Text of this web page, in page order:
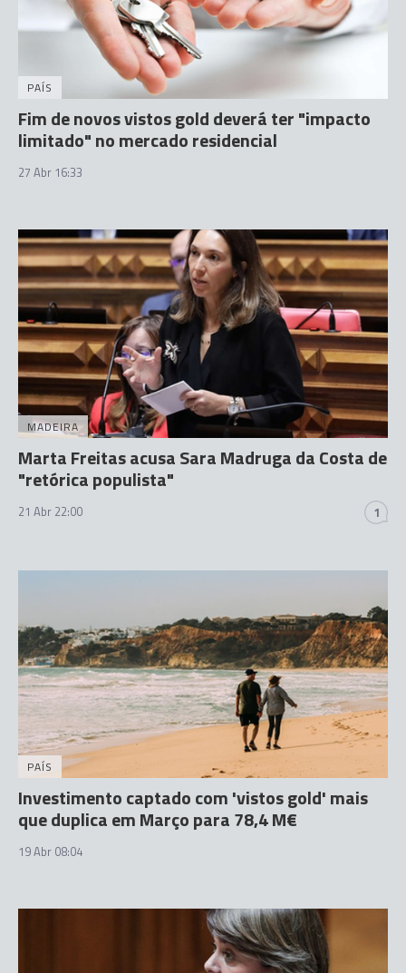
PAÍS
Fim de novos vistos gold deverá ter "impacto
limitado" no mercado residencial
27 Abr 16:33
MADEIRA
Marta Freitas acusa Sara Madruga da Costa de
"retórica populista"
21 Abr 22:00 1
PAÍS
Investimento captado com 'vistos gold' mais
que duplica em Março para 78,4 M€
19 Abr 08:04